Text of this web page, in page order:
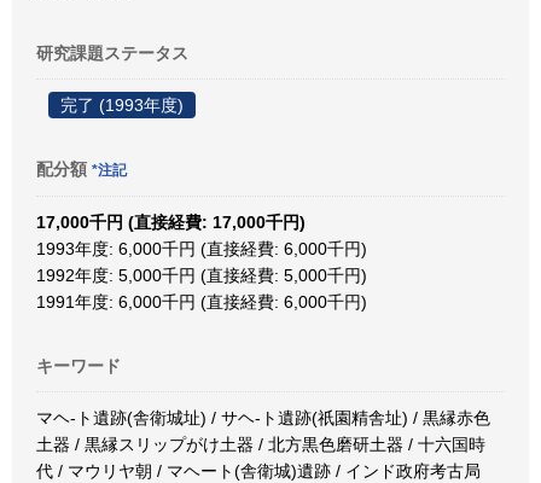
研究課題ステータス
完了 (1993年度)
配分額 *注記
17,000千円 (直接経費: 17,000千円)
1993年度: 6,000千円 (直接経費: 6,000千円)
1992年度: 5,000千円 (直接経費: 5,000千円)
1991年度: 6,000千円 (直接経費: 6,000千円)
キーワード
マヘ-ト遺跡(舎衛城址) / サヘ-ト遺跡(祇園精舎址) / 黒縁赤色
土器 / 黒縁スリップがけ土器 / 北方黒色磨研土器 / 十六国時
代 / マウリヤ朝 / マヘート(舎衛城)遺跡 / インド政府考古局